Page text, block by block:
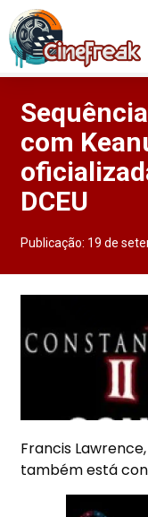
com
DCEU
Publicação: 19 de
Francis
também está